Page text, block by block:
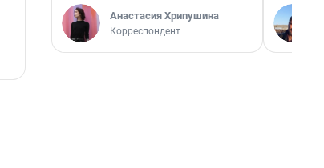
Анастасия Хрипушина
Корреспондент